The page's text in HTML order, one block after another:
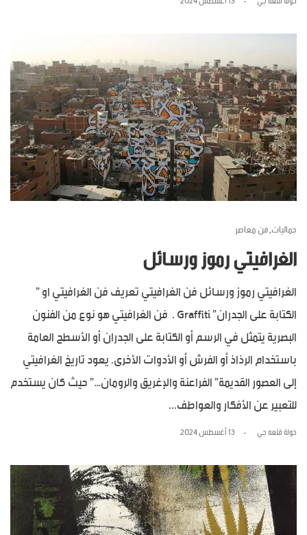
جماليات,فن معاصر
الغرافيتي رموز ورسائل
الغرافيتي رموز ورسائل فن الغرافيتي تعريف فن الغرافيتي او ”
الكتابة على الجدران” Graffiti . فن الغرافيتي هو نوع من الفنون
البصرية يتمثل في الرسم أو الكتابة على الجدران أو الأسطح العامة
باستخدام الرذاذ أو الفرش أو الأدوات الأخرى. يعود تاريخ الغرافيتي
إلى العصور القديمة” الفراعنة والإغريق والرومان…” حيث كان يستخدم
للتعبير عن الأفكار والعواطف...
خولة قلعه جي 13 أغسطس 2024